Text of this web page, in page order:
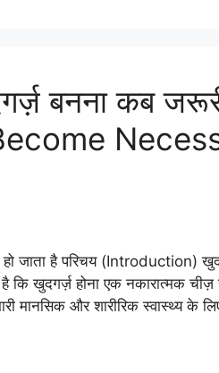
बनना कब जरूरी
जाता है परिचय (Introduction)
है कि खुदगर्ज़ होना एक नकारात्मक
मानसिक और शारीरिक स्वास्थ्य के